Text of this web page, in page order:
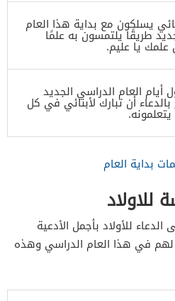
يسلكون مع بداية هذا العام
طريقًا يلتمسون به علمًا
يا عليم.
أيام العام الدراسي الجديد
أن تبارك لأبنائي في كل
بداية العام
للاولاد
للأولاد بأجمل الأدعية
لهم في هذا العام الدراسي وهذه